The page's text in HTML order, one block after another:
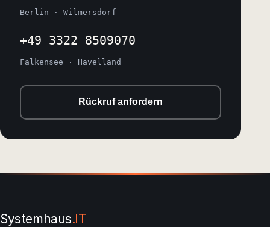
Berlin · Wilmersdorf
+49 3322 8509070
Falkensee · Havelland
Rückruf anfordern
Systemhaus.IT